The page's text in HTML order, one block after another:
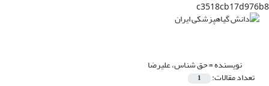
c3518cb17d976b8
نویسنده =حق شناس، علیرضا
تعداد مقالات: 1